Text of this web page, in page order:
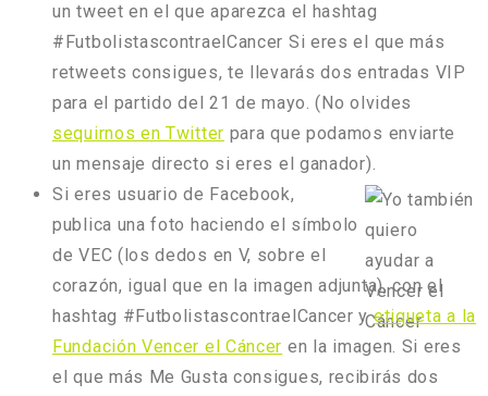
un tweet en el que aparezca el hashtag
#FutbolistascontraelCancer Si eres el que más
retweets consigues, te llevarás dos entradas VIP
para el partido del 21 de mayo. (No olvides
sequirnos en Twitter para que podamos enviarte
un mensaje directo si eres el ganador).
Si eres usuario de Facebook,
publica una foto haciendo el símbolo
de VEC (los dedos en V, sobre el
corazón, igual que en la imagen adjunta), con el
hashtag #FutbolistascontraelCancer yetiqueta a la
Fundación Vencer el Cáncer en la imagen. Si eres
el que más Me Gusta consigues, recibirás dos